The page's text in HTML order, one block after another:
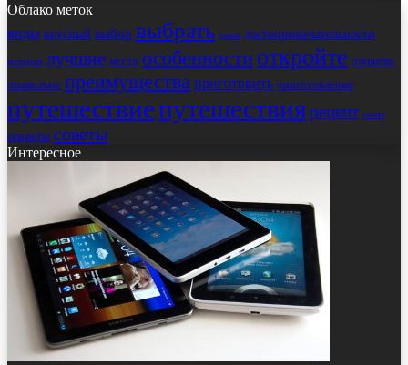
Облако меток
виды вкусный выбор выбрать дома достопримечательности
история лучшие места особенности откройте открытие
правильно преимущества приготовить приготовления
путешествиепутешествиярецепт салат
секреты советы
Интересное